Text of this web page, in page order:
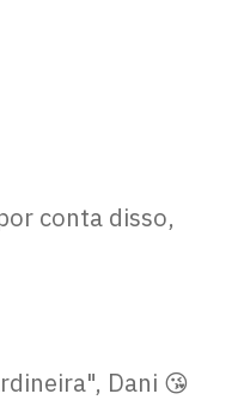
conta disso,
Dani 😘